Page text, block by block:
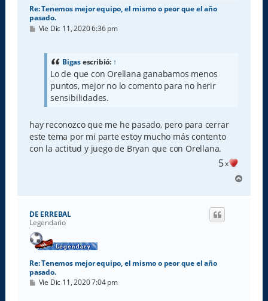
Re: Tenemos mejor equipo, el mismo o peor que el año
pasado.
M
Vie Dic 11, 2020 6:36 pm
Bigasescribió: ↑
Lo de que con Orellana ganabamos menos
puntos, mejor no lo comento para no herir
sensibilidades.
hay reconozco que me he pasado, pero para cerrar
este tema por mi parte estoy mucho más contento
con la actitud y juego de Bryan que con Orellana.
5x
r
DE ERREBAL
Legendario
Re: Tenemos mejor equipo, el mismo o peor que el año
pasado.
M
Vie Dic 11, 2020 7:04 pm